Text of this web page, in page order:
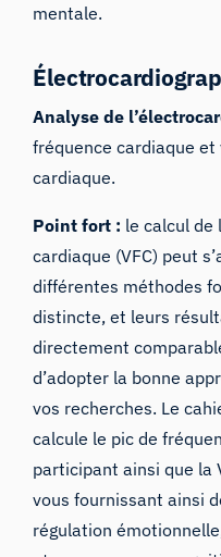
mentale.
Analyse de
fréquence cardiaque
cardiaque.
Point fort : le calcul de
cardiaque (VFC) peut
différentes méthodes
distincte, et leurs
directement
d’adopter la bonne
vos recherches. Le
calcule le pic de
participant ainsi que la
vous fournissant ainsi
régulation